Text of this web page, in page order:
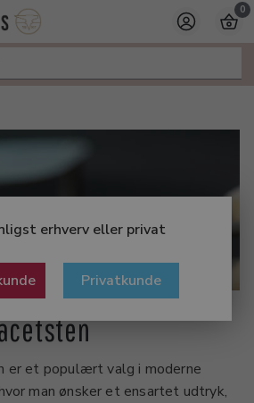
erhverv eller privat
Privatkunde
0
er et populært valg i moderne
man ønsker et ensartet udtryk,